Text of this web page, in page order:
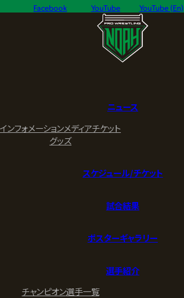
Facebook YouTube YouTube (En)
ニュース
インフォメーションメディアチケット
グッズ
スケジュール/チケット
試合結果
ポスターギャラリー
選手紹介
チャンピオン選手一覧